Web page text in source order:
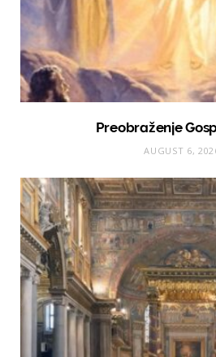
Preobraženje
AUGUST 6,